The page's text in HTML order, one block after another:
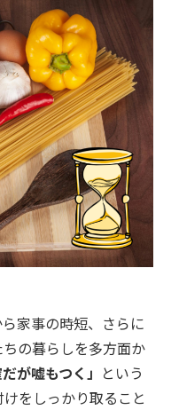
家事の時短、さらに
の暮らしを多方面か
だが嘘もつく」 という
をしっかり取ること